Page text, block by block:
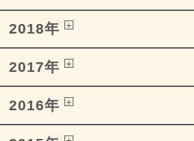
2018年
2017年
2016年